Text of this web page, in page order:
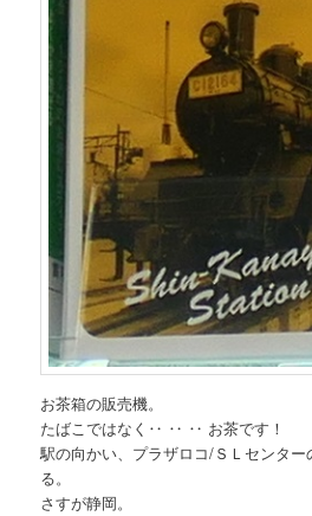
お茶箱の販売機。
たばこではなく‥ ‥ ‥ お茶です！
駅の向かい、プラザロコ/ＳＬセンタ
る。
さすが静岡。